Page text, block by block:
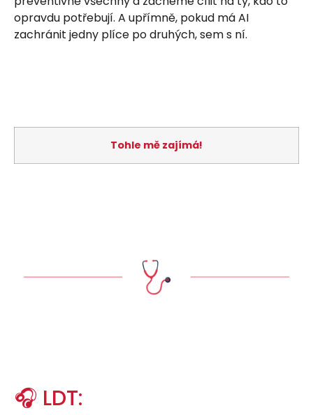
opravdu potřebují. A upřímně, pokud má AI
zachránit jedny plíce po druhých, sem s ní.
Tohle mě zajímá!
🎧 LDT: